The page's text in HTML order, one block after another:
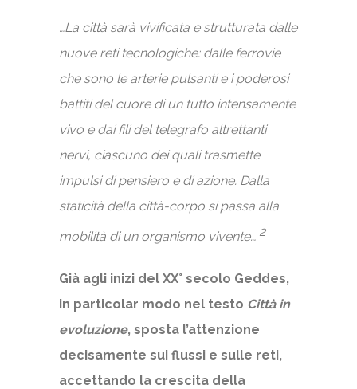
…La città sarà vivificata e strutturata dalle
nuove reti tecnologiche: dalle ferrovie
che sono le arterie pulsanti e i poderosi
battiti del cuore di un tutto intensamente
vivo e dai fili del telegrafo altrettanti
nervi, ciascuno dei quali trasmette
impulsi di pensiero e di azione. Dalla
staticità della città-corpo si passa alla
mobilità di un organismo vivente… 2
Già agli inizi del XX° secolo Geddes,
in particolar modo nel testo Città in
evoluzione, sposta l’attenzione
decisamente sui flussi e sulle reti,
accettando la crescita della